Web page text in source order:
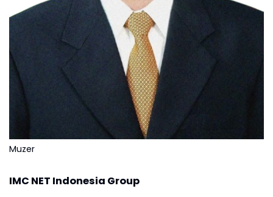
Muzer
IMC NET Indonesia Group